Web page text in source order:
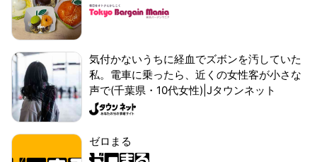
気付かないうちに経血でズボンを汚していた
私。電車に乗ったら、近くの女性客が小さな
声で(千葉県・10代女性)|Jタウンネット
ゼロまる